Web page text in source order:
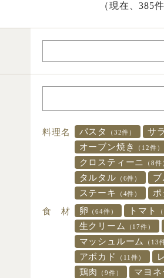
（現在、385
料理名 パスタ （32件） サ
オーブン焼き （12件）
クロスティーニ （8件
タルタル （6件） ブ
ステーキ （4件） ポ
食 材 卵 （64件） トマト
生クリーム （17件）
マッシュルーム （13
アボカド （11件）
鶏肉 （9件） マヨネ